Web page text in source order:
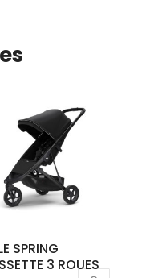
SPRING
3 ROUES